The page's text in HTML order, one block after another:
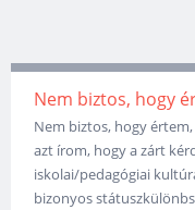
Nem biztos, hogy
Nem biztos, hogy
azt írom, hogy a zárt
iskolai/pedagógiai
bizonyos